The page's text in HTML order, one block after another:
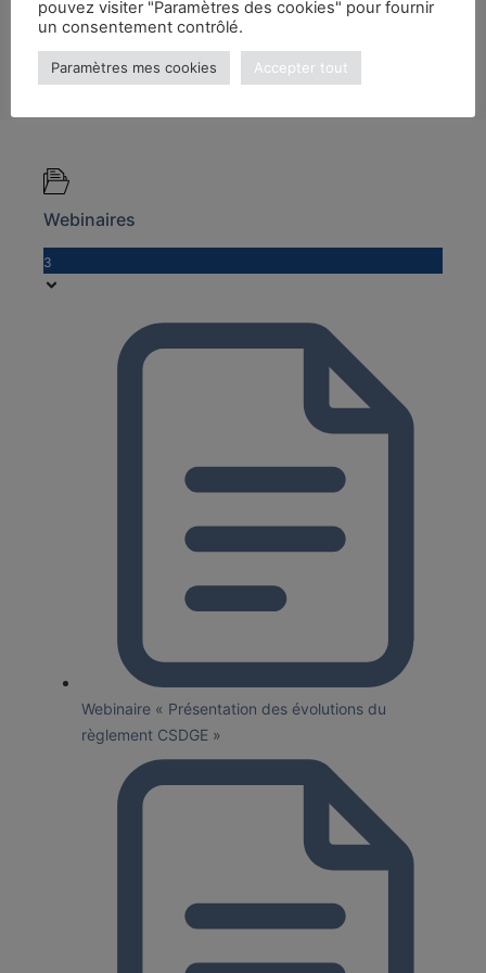
Webinaires
3
Webinaire « Présentation des évolutions du
règlement CSDGE »
pouvez visiter "Paramètres des cookies" pour fournir
un consentement contrôlé.
Paramètres mes cookies Accepter tout